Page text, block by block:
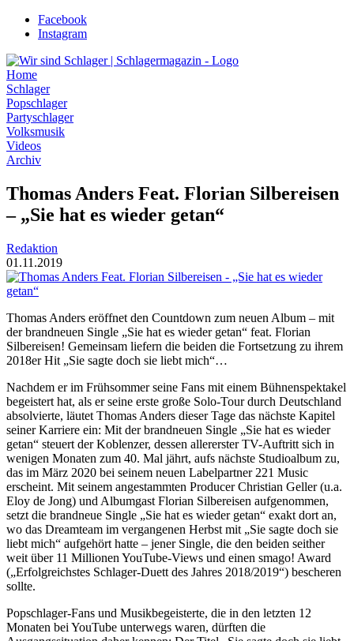
Zum
Inhalt
Facebook
Instagram
Home
Schlager
Popschlager
Partyschlager
Volksmusik
Videos
Archiv
Thomas Anders Feat. Florian Silbereisen
– „Sie hat es wieder getan“
Redaktion
01.11.2019
Thomas Anders eröffnet den Countdown zum neuen Album – mit
der brandneuen Single „Sie hat es wieder getan“ feat. Florian
Silbereisen! Gemeinsam liefern die beiden die Fortsetzung zu ihrem
2018er Hit „Sie sagte doch sie liebt mich“…
Nachdem er im Frühsommer seine Fans mit einem Bühnenspektakel
begeistert hat, als er seine erste große Solo-Tour durch Deutschland
absolvierte, läutet Thomas Anders dieser Tage das nächste Kapitel
seiner Karriere ein: Mit der brandneuen Single „Sie hat es wieder
getan“ steuert der Koblenzer, dessen allererster TV-Auftritt sich in
wenigen Monaten zum 40. Mal jährt, aufs nächste Studioalbum zu,
das im März 2020 bei seinem neuen Labelpartner 221 Music
erscheint. Mit seinem angestammten Producer Christian Geller (u.a.
Eloy de Jong) und Albumgast Florian Silbereisen aufgenommen,
setzt die brandneue Single „Sie hat es wieder getan“ exakt dort an,
wo das Dreamteam im vergangenen Herbst mit „Sie sagte doch sie
liebt mich“ aufgehört hatte – jener Single, die den beiden seither
weit über 11 Millionen YouTube-Views und einen smago! Award
(„Erfolgreichstes Schlager-Duett des Jahres 2018/2019“) bescheren
sollte.
Popschlager-Fans und Musikbegeisterte, die in den letzten 12
Monaten bei YouTube unterwegs waren, dürften die